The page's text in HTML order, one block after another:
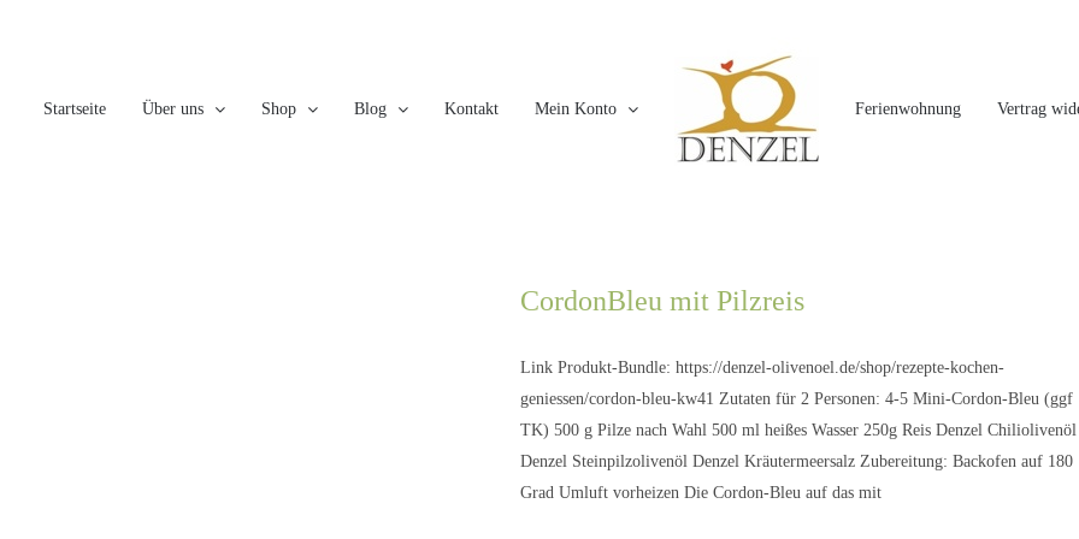
Startseite
Über uns Shop Blog Kontakt Mein Konto Ferienwohnung Vertrag
CordonBleu mit Pilzreis
Link Produkt-Bundle: https://denzel-olivenoel.de/shop/rezepte-kochen-
geniessen/cordon-bleu-kw41 Zutaten für 2 Personen: 4-5 Mini-Cordon-Bleu (ggf
TK) 500 g Pilze nach Wahl 500 ml heißes Wasser 250g Reis Denzel Chiliolivenöl
Denzel Steinpilzolivenöl Denzel Kräutermeersalz Zubereitung: Backofen auf 180
Grad Umluft vorheizen Die Cordon-Bleu auf das mit